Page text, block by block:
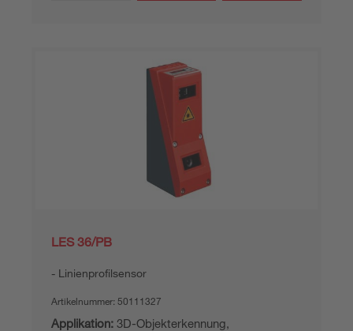
LES 36/PB
Linienprofilsensor
Artikelnummer: 50111327
Applikation: 3D-Objekterkennung,